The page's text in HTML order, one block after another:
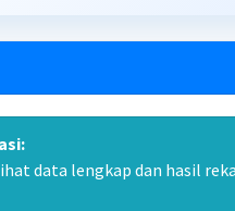
data lengkap dan hasil